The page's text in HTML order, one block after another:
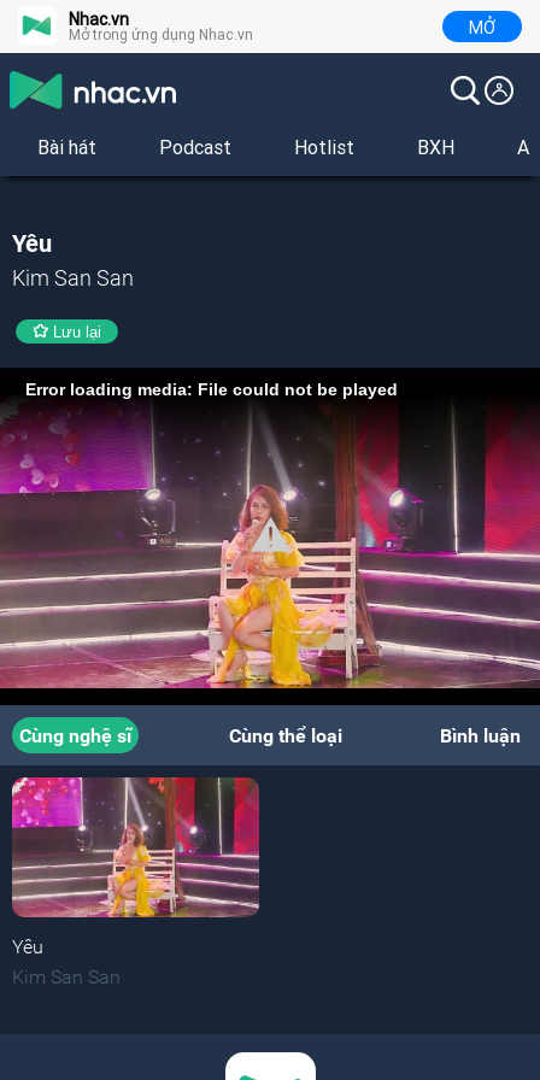
Nhac.vn
Mở trong ứng dụng Nhac.vn MỞ
Bài hát Podcast Hotlist BXH
Yêu
Kim San San
Lưu lại
Error loading media: File could not be played
Cùng nghệ sĩ Cùng thể loại Bình luận
Yêu
Kim San San